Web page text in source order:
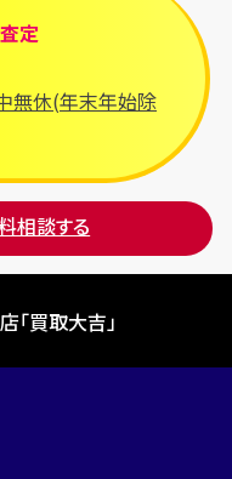
定
無休(年末年始除
相談する
「買取大吉」